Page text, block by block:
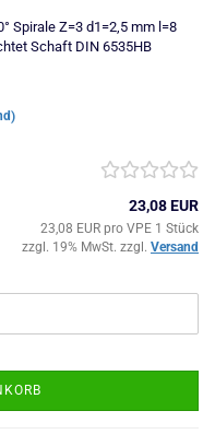
Spirale Z=3 d1=2,5 mm l=8
Schaft DIN 6535HB
23,08 EUR
23,08 EUR pro VPE 1 Stück
zzgl. 19% MwSt. zzgl. Versand